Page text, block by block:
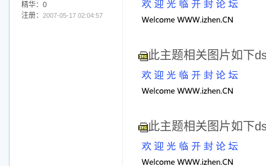
精华：0
注册： 2007-05-17 02:04:57
此主题相关图片如下
此主题相关图片如下